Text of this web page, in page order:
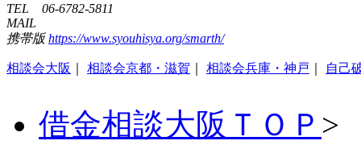
TEL 06-6782-5811
MAIL
携帯版https://www.syouhisya.org/smarth/
相談会大阪 相談会京都・滋賀 相談会兵庫・神戸 自己
借金相談大阪ＴＯＰ >